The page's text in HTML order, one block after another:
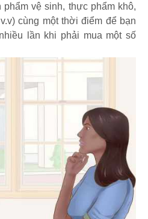
vệ sinh, thực phẩm khô,
cùng một thời điểm để bạn
lần khi phải mua một số